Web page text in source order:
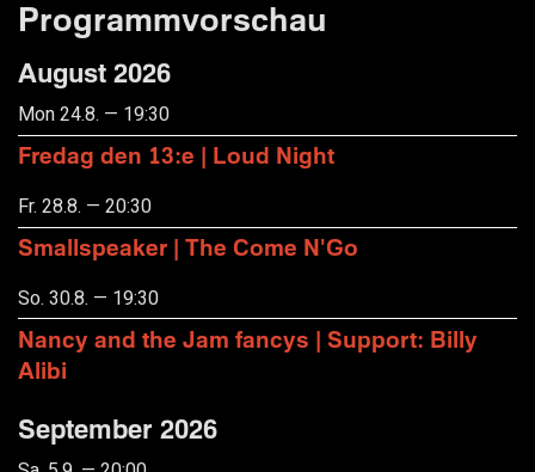
Programmvorschau
August 2026
Mon 24.8. — 19:30
Fredag den 13:e | Loud Night
Fr. 28.8. — 20:30
Smallspeaker | The Come N'Go
So. 30.8. — 19:30
Nancy and the Jam fancys | Support: Billy
Alibi
September 2026